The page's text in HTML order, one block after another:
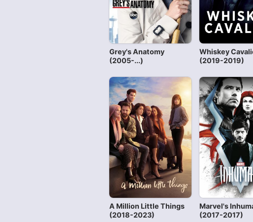
Grey's Anatomy
(2005-...)
Whiskey
(2019-2019)
A Million Little Things
(2018-2023)
Marvel's
(2017-2017)